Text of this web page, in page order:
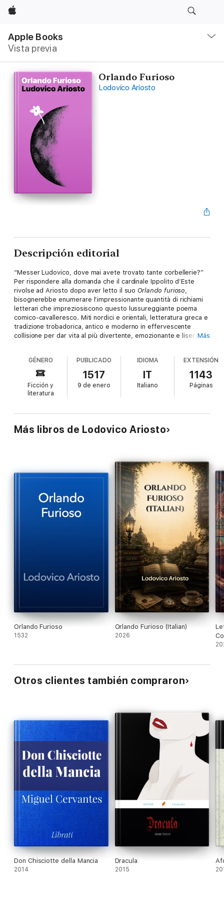
Apple
Apple Books
Vista previa
local
Abrir
Orlando Furioso
Lodovico Ariosto
Descripción editorial
“Messer Ludovico, dove mai avete trovato tante corbellerie?”
Per rispondere alla domanda che il cardinale Ippolito d’Este
rivolse ad Ariosto dopo aver letto il suoOrlando furioso
bisognerebbe enumerare l’impressionante quantità di richiami
letterari che impreziosiscono questo lussureggiante poema
comico-cavalleresco. Miti nordici e orientali, letteratura greca e
tradizione trobadorica, antico e moderno in effervescente
collisione per dar vita al più divertente, emozionante e lisergico
voli sulla luna in groppa a cavalli alati, incantesimi e amori
disperati. Un viaggio rocambolesco i cui punti cardinali sono
l’esaltazione dei valori della cortesia cavalleresca e l’ironia
bonaria riservata dall’autore agli affanni di un’umanità in
costante ricerca di vane conquiste.
Más
GÉNERO
Ficción y
literatura
PUBLICADO
1517
9 de enero
IDIOMA
IT
Italiano
EXTENSIÓN
1143
Páginas
Más libros de Lodovico Ariosto
Orlando Furioso
1532
Orlando Furioso (Italian)
2026
Otros clientes también compraron
Don Chisciotte della Mancia
2014
Dracula
2015